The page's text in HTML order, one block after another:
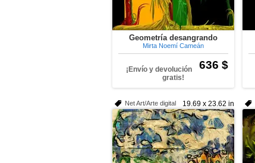
Geometría desangrando
Mirta Noemí Cameán
636 $
¡Envío y devolución
gratis!
19.69 x 23.62 in
Net Art/Arte digital